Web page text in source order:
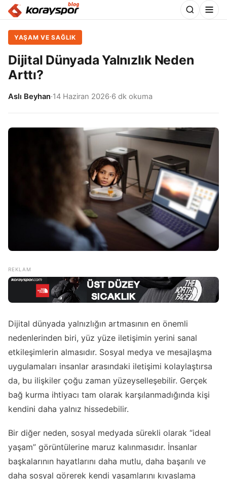
YAŞAM VE SAĞLIK
Dijital Dünyada Yalnızlık Neden
Arttı?
Aslı Beyhan·14 Haziran 2026·6 dk okuma
Dijital dünyada yalnızlığın artmasının en önemli
nedenlerinden biri, yüz yüze iletişimin yerini sanal
etkileşimlerin almasıdır. Sosyal medya ve mesajlaşma
uygulamaları insanlar arasındaki iletişimi kolaylaştırsa
da, bu ilişkiler çoğu zaman yüzeyselleşebilir. Gerçek
bağ kurma ihtiyacı tam olarak karşılanmadığında kişi
kendini daha yalnız hissedebilir.
Bir diğer neden, sosyal medyada sürekli olarak “ideal
yaşam” görüntülerine maruz kalınmasıdır. İnsanlar
başkalarının hayatlarını daha mutlu, daha başarılı ve
daha sosyal görerek kendi yaşamlarını kıyaslama